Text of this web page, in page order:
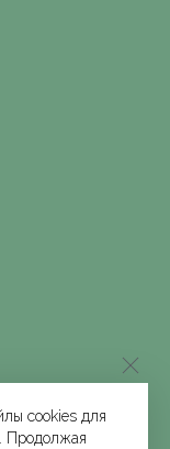
cookies для
Продолжая